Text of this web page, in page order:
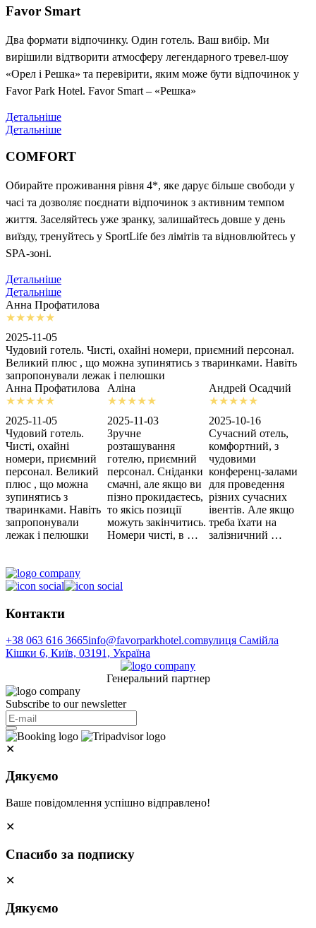
Favor Smart
Два формати відпочинку. Один готель. Ваш вибір. Ми
вирішили відтворити атмосферу легендарного тревел-шоу
«Орел і Решка» та перевірити, яким може бути відпочинок у
Favor Park Hotel. Favor Smart – «Решка»
Детальніше
Детальніше
COMFORT
Обирайте проживання рівня 4*, яке дарує більше свободи у
часі та дозволяє поєднати відпочинок з активним темпом
життя. Заселяйтесь уже зранку, залишайтесь довше у день
виїзду, тренуйтесь у SportLife без лімітів та відновлюйтесь у
SPA-зоні.
Детальніше
Детальніше
Анна Профатилова
2025-11-05
Чудовий готель. Чисті, охайні номери, приємний персонал.
Великий плюс , що можна зупинятись з тваринками. Навіть
запропонували лежак і пелюшки
Анна Профатилова
2025-11-05
Чудовий готель.
Чисті, охайні
номери, приємний
персонал. Великий
плюс , що можна
зупинятись з
тваринками. Навіть
запропонували
лежак і пелюшки
Аліна
2025-11-03
Зручне
розташування
готелю, приємний
персонал. Сніданки
смачні, але якщо ви
пізно прокидаєтесь,
то якісь позиції
можуть закінчитись.
Номери чисті, в …
Андрей Осадчий
2025-10-16
Сучасний отель,
комфортний, з
чудовими
конференц-залами
для проведення
різних сучасних
івентів. Але якщо
треба їхати на
залізничний …
Контакти
+38 063 616 3665info@favorparkhotel.comвулиця Самійла
Кішки 6, Київ, 03191, Україна
Генеральний партнер
Subscribe to our newsletter
✕
Дякуємо
Ваше повідомлення успішно відправлено!
✕
Спасибо за подписку
✕
Дякуємо